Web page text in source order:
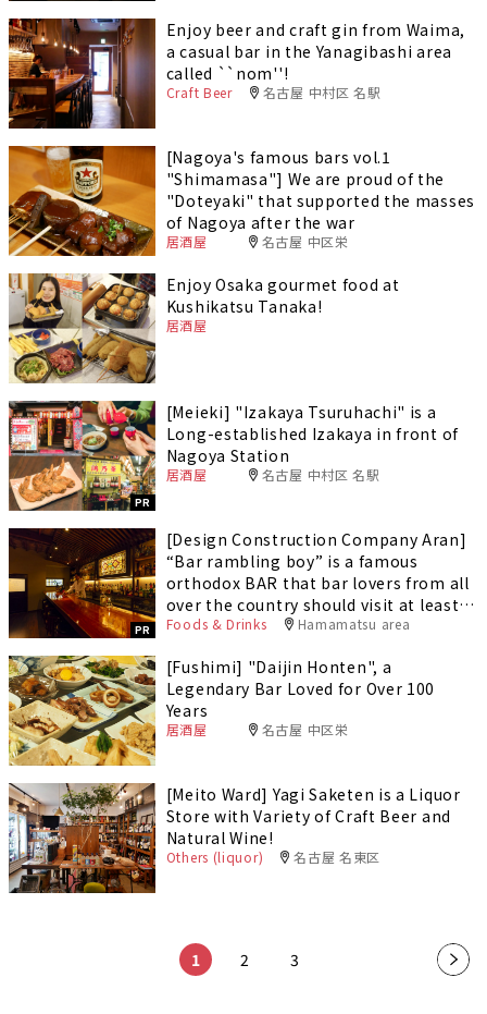
Enjoy beer and craft gin from Waima,
a casual bar in the Yanagibashi area
called ``nom''!
Craft Beer 名古屋 中村区 名駅
[Nagoya's famous bars vol.1
"Shimamasa"] We are proud of the
"Doteyaki" that supported the masses
of Nagoya after the war
居酒屋 名古屋 中区栄
Enjoy Osaka gourmet food at
Kushikatsu Tanaka!
居酒屋
PR
[Meieki] "Izakaya Tsuruhachi" is a
Long-established Izakaya in front of
Nagoya Station
居酒屋 名古屋 中村区 名駅
PR
[Design Construction Company Aran]
“Bar rambling boy” is a famous
orthodox BAR that bar lovers from all
over the country should visit at least
once.
Foods & Drinks Hamamatsu area
[Fushimi] "Daijin Honten", a
Legendary Bar Loved for Over 100
Years
居酒屋 名古屋 中区栄
[Meito Ward] Yagi Saketen is a Liquor
Store with Variety of Craft Beer and
Natural Wine!
Others (liquor) 名古屋 名東区
1 2 3 »